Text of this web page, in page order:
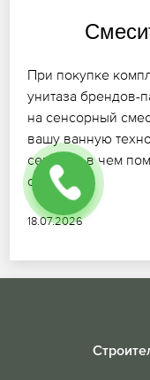
При покупке
унитаза брендов-
на сенсорный
вашу ванную
сегодня, в чем
остатками!
18.07.2026